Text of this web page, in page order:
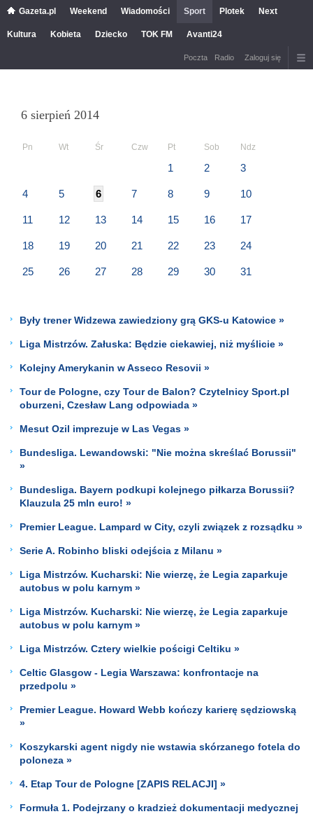
Gazeta.pl Weekend Wiadomości Sport Plotek Next
Kultura Kobieta Dziecko TOK FM Avanti24
Poczta Radio Zaloguj się
6 sierpień 2014
Pn Wt Śr Czw Pt Sob Ndz
1 2 3
4 5 6 7 8 9 10
11 12 13 14 15 16 17
18 19 20 21 22 23 24
25 26 27 28 29 30 31
Były trener Widzewa zawiedziony grą GKS-u Katowice »
Liga Mistrzów. Załuska: Będzie ciekawiej, niż myślicie »
Kolejny Amerykanin w Asseco Resovii »
Tour de Pologne, czy Tour de Balon? Czytelnicy Sport.pl
oburzeni, Czesław Lang odpowiada »
Mesut Ozil imprezuje w Las Vegas »
Bundesliga. Lewandowski: "Nie można skreślać Borussii"
»
Bundesliga. Bayern podkupi kolejnego piłkarza Borussii?
Klauzula 25 mln euro! »
Premier League. Lampard w City, czyli związek z rozsądku »
Serie A. Robinho bliski odejścia z Milanu »
Liga Mistrzów. Kucharski: Nie wierzę, że Legia zaparkuje
autobus w polu karnym »
Liga Mistrzów. Kucharski: Nie wierzę, że Legia zaparkuje
autobus w polu karnym »
Liga Mistrzów. Cztery wielkie pościgi Celtiku »
Celtic Glasgow - Legia Warszawa: konfrontacje na
przedpolu »
Premier League. Howard Webb kończy karierę sędziowską
»
Koszykarski agent nigdy nie wstawia skórzanego fotela do
poloneza »
4. Etap Tour de Pologne [ZAPIS RELACJI] »
Formuła 1. Podejrzany o kradzież dokumentacji medycznej